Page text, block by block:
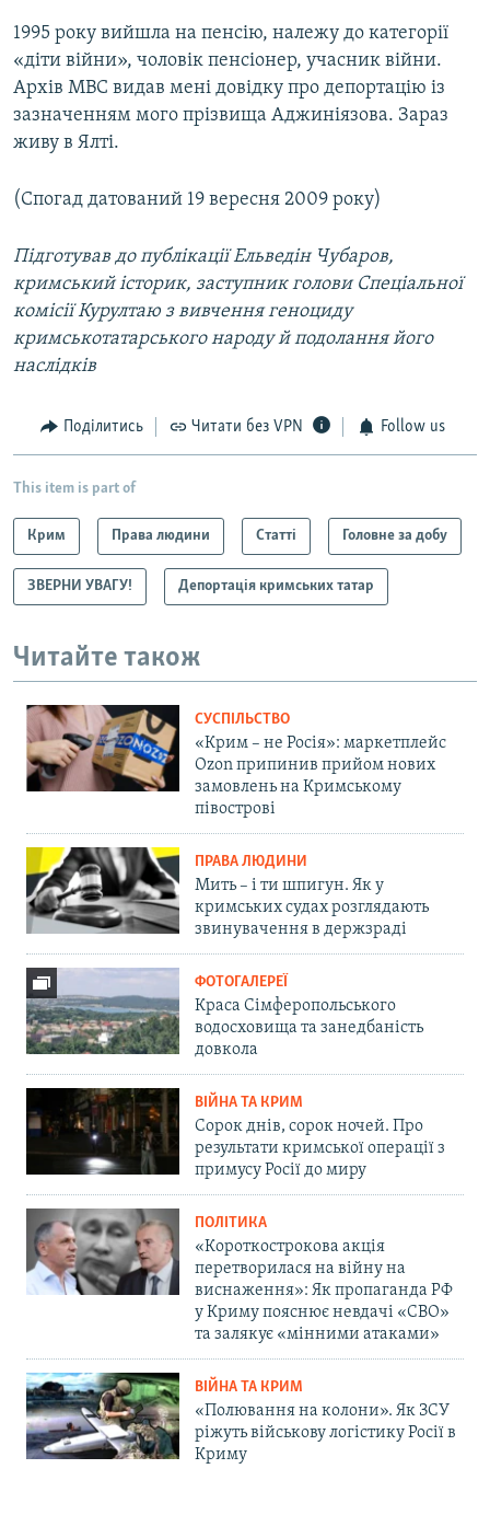
1995 року вийшла на пенсію, належу до категорії
«діти війни», чоловік пенсіонер, учасник війни.
Архів МВС видав мені довідку про депортацію із
зазначенням мого прізвища Аджиніязова. Зараз
живу в Ялті.
(Спогад датований 19 вересня 2009 року)
Підготував до публікації Ельведін Чубаров,
кримський історик, заступник голови Спеціальної
комісії Курултаю з вивчення геноциду
кримськотатарського народу й подолання його
наслідків
Поділитись Читати без VPN Follow us
This item is part of
Крим Права людини Статті Головне за добу
ЗВЕРНИ УВАГУ! Депортація кримських татар
Читайте також
СУСПІЛЬСТВО
«Крим – не Росія»: маркетплейс
Ozon припинив прийом нових
замовлень на Кримському
півострові
ПРАВА ЛЮДИНИ
Мить – і ти шпигун. Як у
кримських судах розглядають
звинувачення в держзраді
ФОТОГАЛЕРЕЇ
Краса Сімферопольського
водосховища та занедбаність
довкола
ВІЙНА ТА КРИМ
Сорок днів, сорок ночей. Про
результати кримської операції з
примусу Росії до миру
ПОЛІТИКА
«Короткострокова акція
перетворилася на війну на
виснаження»: Як пропаганда РФ
у Криму пояснює невдачі «СВО»
та залякує «мінними атаками»
ВІЙНА ТА КРИМ
«Полювання на колони». Як ЗСУ
ріжуть військову логістику Росії в
Криму